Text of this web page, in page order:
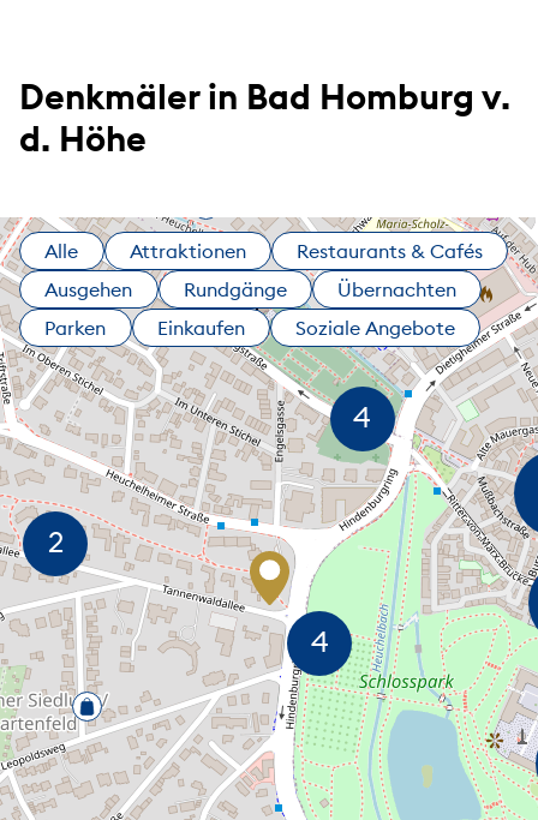
Denkmäler in Bad Homburg v.
d. Höhe
Alle Attraktionen
Restaurants & Cafés
Ausgehen
Rundgänge
Übernachten
Parken
Einkaufen Soziale Angebote